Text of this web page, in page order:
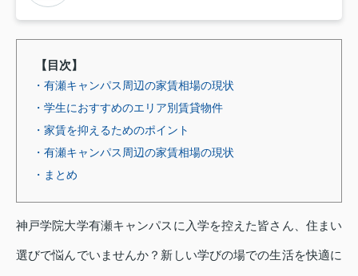
【目次】
・有瀬キャンパス周辺の家賃相場の現状
・学生におすすめのエリア別賃貸物件
・家賃を抑えるためのポイント
・有瀬キャンパス周辺の家賃相場の現状
・まとめ
神戸学院大学有瀬キャンパスに入学を控えた皆さん、住まい
選びで悩んでいませんか？新しい学びの場での生活を快適に